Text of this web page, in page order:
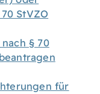
StVZO
§ 70
für